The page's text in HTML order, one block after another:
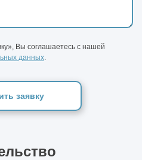
Вы соглашаетесь с нашей
данных
заявку